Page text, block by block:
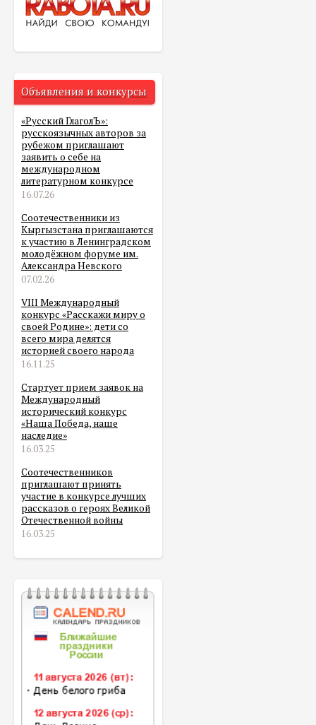
Объявления и конкурсы
«Русский ГлаголЪ»:
русскоязычных авторов за
рубежом приглашают
заявить о себе на
международном
литературном конкурсе
16.07.26
Соотечественники из
Кыргызстана приглашаются
к участию в Ленинградском
молодёжном форуме им.
Александра Невского
07.02.26
VIII Международный
конкурс «Расскажи миру о
своей Родине»: дети со
всего мира делятся
историей своего народа
16.11.25
Стартует прием заявок на
Международный
исторический конкурс
«Наша Победа, наше
наследие»
16.03.25
Соотечественников
приглашают принять
участие в конкурсе лучших
рассказов о героях Великой
Отечественной войны
16.03.25